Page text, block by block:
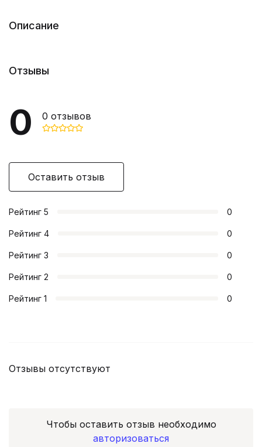
Описание
Отзывы
0 0 отзывов
Оставить отзыв
Рейтинг 5 0
Рейтинг 4 0
Рейтинг 3 0
Рейтинг 2 0
Рейтинг 1 0
Отзывы отсутствуют
Чтобы оставить отзыв необходимо
авторизоваться